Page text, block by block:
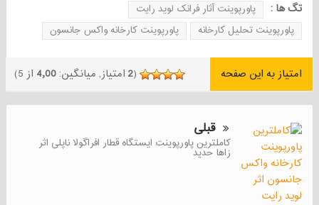
تگ ها :
پاورپوینت آثار فرانک لوید رایت
پاورپوینت تحلیل کارخانه
پاورپوینت کارخانه واکس جانسون
امتیاز به این صفحه (
2 امتیاز, میانگین:4٫00 از 5)
قبلی
کاملترین پاورپوینت ایستگاه قطار افراگولا ناپلی اثر
زاها حدید